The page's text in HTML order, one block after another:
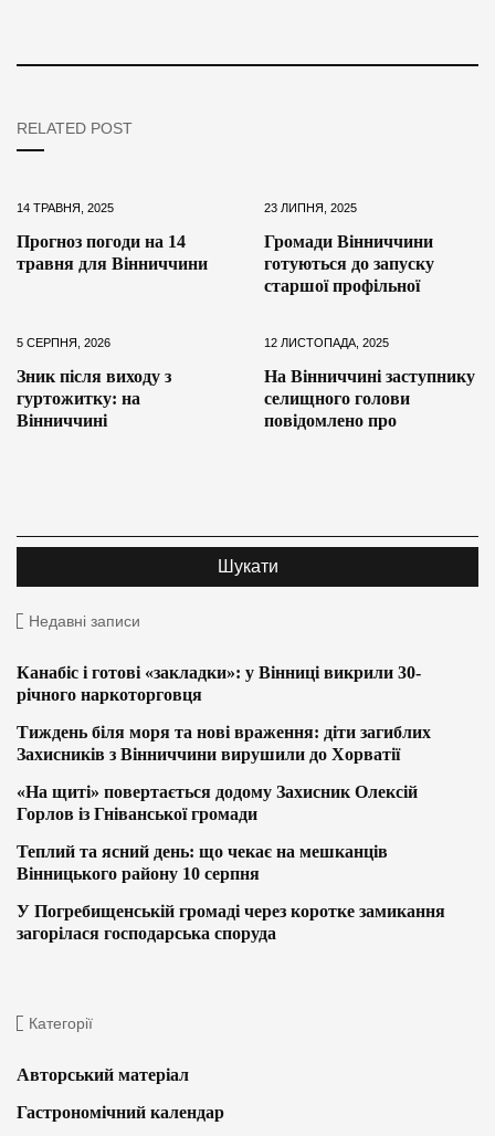
RELATED POST
14 ТРАВНЯ, 2025
Прогноз погоди на 14
травня для Вінниччини
23 ЛИПНЯ, 2025
Громади Вінниччини
готуються до запуску
старшої профільної
5 СЕРПНЯ, 2026
Зник після виходу з
гуртожитку: на
Вінниччині
12 ЛИСТОПАДА, 2025
На Вінниччині заступнику
селищного голови
повідомлено про
Недавні записи
Канабіс і готові «закладки»: у Вінниці викрили 30-
річного наркоторговця
Тиждень біля моря та нові враження: діти загиблих
Захисників з Вінниччини вирушили до Хорватії
«На щиті» повертається додому Захисник Олексій
Горлов із Гніванської громади
Теплий та ясний день: що чекає на мешканців
Вінницького району 10 серпня
У Погребищенській громаді через коротке замикання
загорілася господарська споруда
Категорії
Авторський матеріал
Гастрономічний календар